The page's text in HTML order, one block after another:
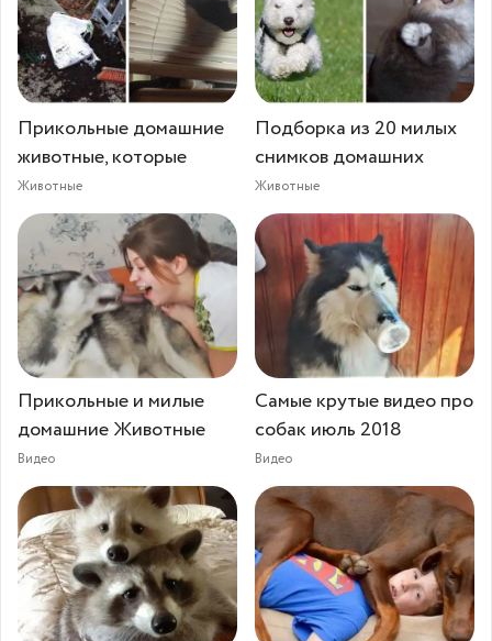
Прикольные домашние
животные, которые
Животные
Подборка из 20 милых
снимков домашних
Животные
Прикольные и милые
домашние Животные
Видео
Самые крутые видео про
собак июль 2018
Видео